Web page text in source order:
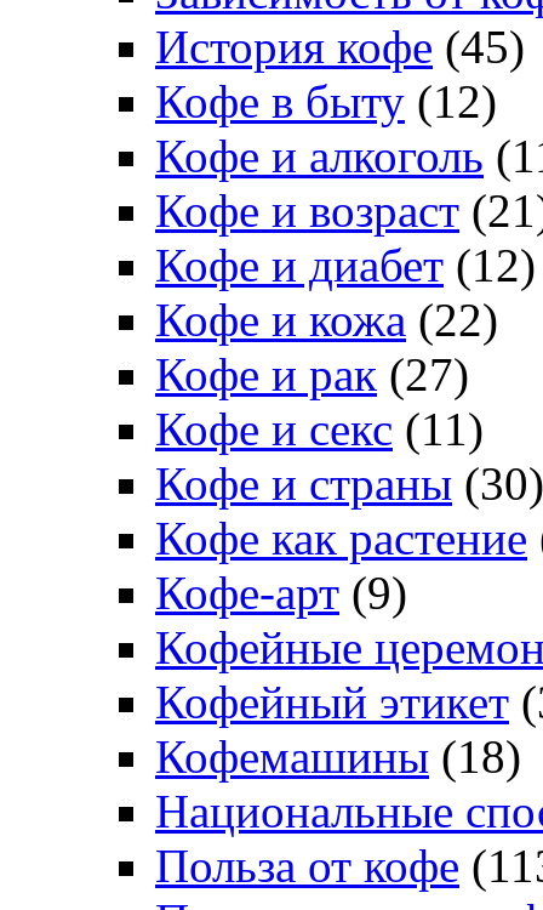
История кофе (45)
Кофе в быту (12)
Кофе и алкоголь
Кофе и возраст
Кофе и диабет (12)
Кофе и кожа (22)
Кофе и рак (27)
Кофе и секс (11)
Кофе и страны (30)
Кофе как растение
Кофе-арт (9)
Кофейные
Кофейный этикет
Кофемашины (18)
Национальные
Польза от кофе